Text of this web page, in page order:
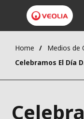
Home